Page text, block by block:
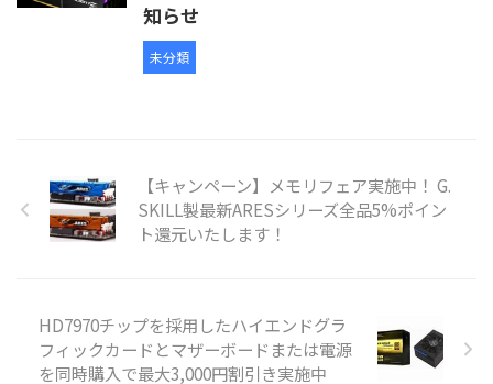
知らせ
未分類
【キャンペーン】メモリフェア実施中！ G.
SKILL製最新ARESシリーズ全品5%ポイン
ト還元いたします！
HD7970チップを採用したハイエンドグラ
フィックカードとマザーボードまたは電源
を同時購入で最大3,000円割引き実施中